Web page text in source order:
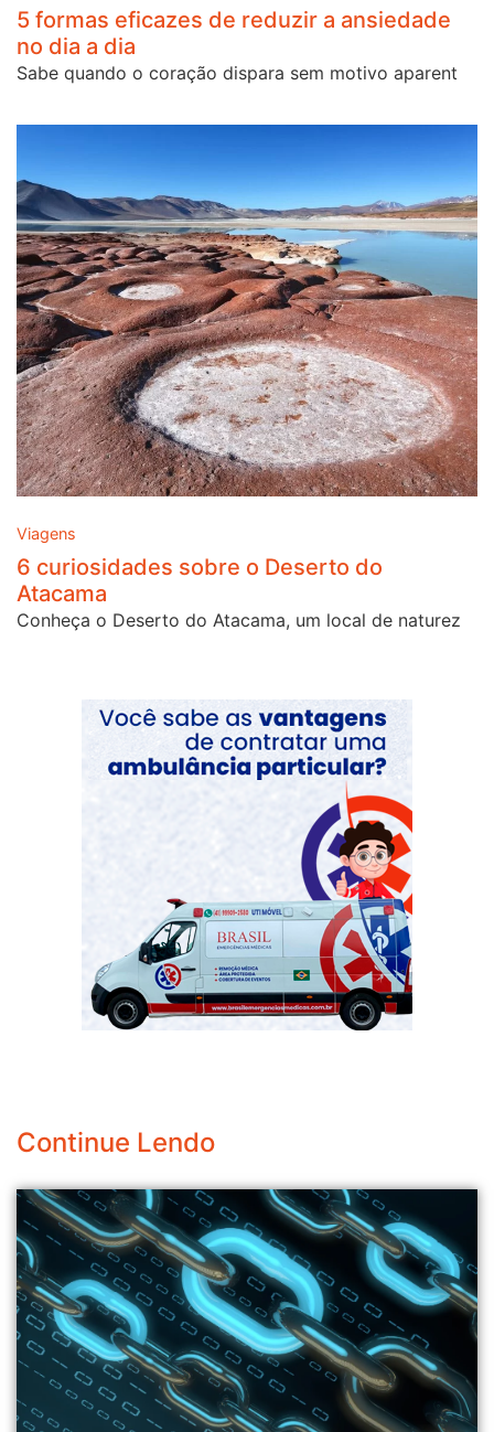
5 formas eficazes de reduzir a ansiedade
no dia a dia
Sabe quando o coração dispara sem motivo aparent
Viagens
6 curiosidades sobre o Deserto do
Atacama
Conheça o Deserto do Atacama, um local de naturez
Continue Lendo